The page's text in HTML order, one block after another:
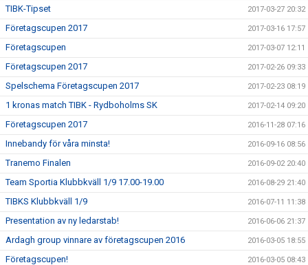
TIBK-Tipset 2017-03-27 20:32
Företagscupen 2017 2017-03-16 17:57
Företagscupen 2017-03-07 12:11
Företagscupen 2017 2017-02-26 09:33
Spelschema Företagscupen 2017 2017-02-23 08:19
1 kronas match TIBK - Rydboholms SK 2017-02-14 09:20
Företagscupen 2017 2016-11-28 07:16
Innebandy för våra minsta! 2016-09-16 08:56
Tranemo Finalen 2016-09-02 20:40
Team Sportia Klubbkväll 1/9 17.00-19.00 2016-08-29 21:40
TIBKS Klubbkväll 1/9 2016-07-11 11:38
Presentation av ny ledarstab! 2016-06-06 21:37
Ardagh group vinnare av företagscupen 2016 2016-03-05 18:55
Företagscupen! 2016-03-05 08:43